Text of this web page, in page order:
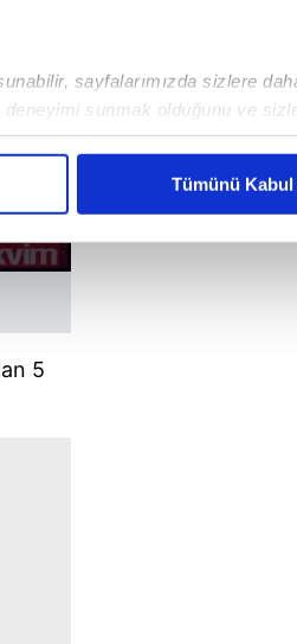
sayfalarımızda sizlere
sunmak olduğunu ve
reklamların maliyetlerimizi
ve kişiselleştirilmesi ve sizlere
dahilinde kullanılacaktır.
Tümünü Kabul
5